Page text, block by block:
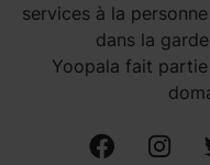
services à la
dans la
Yoopala fait